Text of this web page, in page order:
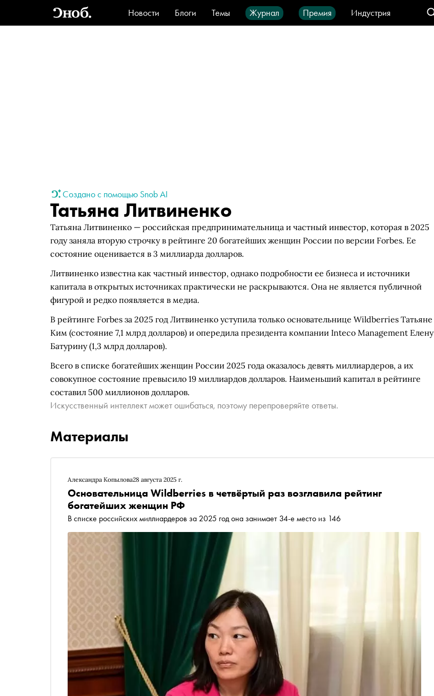
Новости Блоги Темы Журнал Премия
Индустрия
Стиль
Видео Город IT-продукты
Создано с помощью Snob AI
Татьяна Литвиненко
Татьяна Литвиненко — российская предпринимательница и частный инвестор, которая в 2025
году заняла вторую строчку в рейтинге 20 богатейших женщин России по версии Forbes. Ее
состояние оценивается в 3 миллиарда долларов.
Литвиненко известна как частный инвестор, однако подробности ее бизнеса и источники
капитала в открытых источниках практически не раскрываются. Она не является публичной
фигурой и редко появляется в медиа.
В рейтинге Forbes за 2025 год Литвиненко уступила только основательнице Wildberries Татьяне
Ким (состояние 7,1 млрд долларов) и опередила президента компании Inteco Management Елену
Батурину (1,3 млрд долларов).
Всего в списке богатейших женщин России 2025 года оказалось девять миллиардеров, а их
совокупное состояние превысило 19 миллиардов долларов. Наименьший капитал в рейтинге
составил 500 миллионов долларов.
Искусственный интеллект может ошибаться, поэтому перепроверяйте ответы.
Материалы
Александра Копылова28 августа 2025 г.
Основательница Wildberries в четвёртый раз возглавила рейтинг
богатейших женщин РФ
В списке российских миллиардеров за 2025 год она занимает 34-е место из 146